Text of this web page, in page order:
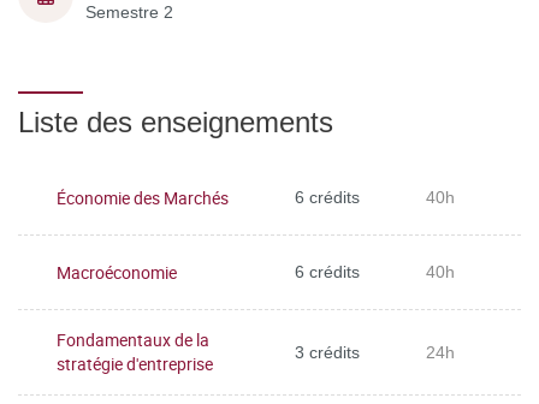
Semestre 2
Liste des enseignements
Économie des Marchés 6 crédits 40h
Macroéconomie 6 crédits 40h
Fondamentaux de la
stratégie d'entreprise
3 crédits 24h